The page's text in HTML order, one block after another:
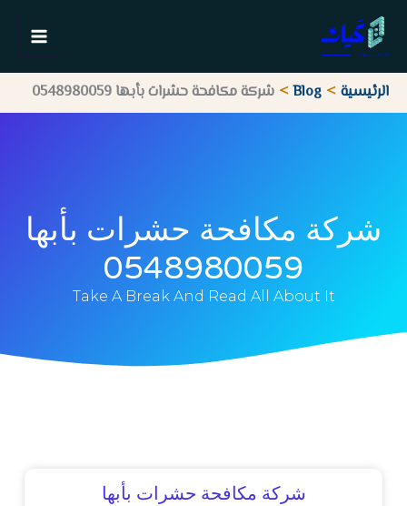
تخطي
المحتوى
الرئيسية
Blog شركة مكافحة حشرات بأبها 0548980059
شركة مكافحة حشرات بأبها
0548980059
Take A Break And Read All About It
شركة مكافحة حشرات بأبها